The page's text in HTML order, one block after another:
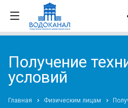
Получение
условий
Главная Физическим лицам